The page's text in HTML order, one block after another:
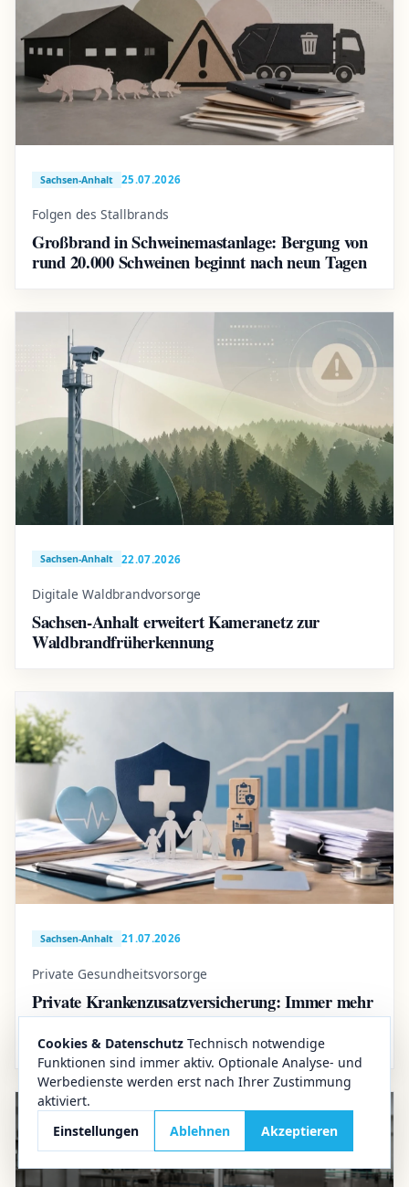
Cookies & Datenschutz Technisch notwendige
Funktionen sind immer aktiv. Optionale Analyse- und
Werbedienste werden erst nach Ihrer Zustimmung
aktiviert.
Einstellungen
Ablehnen Akzeptieren
Sachsen-Anhalt 25.07.2026
Folgen des Stallbrands
Großbrand in Schweinemastanlage: Bergung von
rund 20.000 Schweinen beginnt nach neun Tagen
Sachsen-Anhalt 22.07.2026
Digitale Waldbrandvorsorge
Sachsen-Anhalt erweitert Kameranetz zur
Waldbrandfrüherkennung
Sachsen-Anhalt 21.07.2026
Private Gesundheitsvorsorge
Private Krankenzusatzversicherung: Immer mehr
Haushalte in Sachsen-Anhalt setzen auf
Zusatzschutz